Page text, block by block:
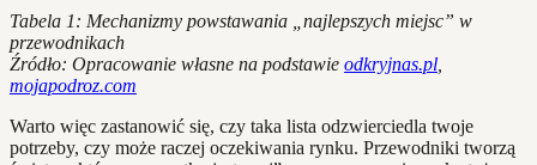
Tabela 1: Mechanizmy powstawania „najlepszych miejsc” w
przewodnikach
Źródło: Opracowanie własne na podstawie odkryjnas.pl
mojapodroz.com
Warto więc zastanowić się, czy taka lista odzwierciedla twoje
potrzeby, czy może raczej oczekiwania rynku. Przewodniki tworzą